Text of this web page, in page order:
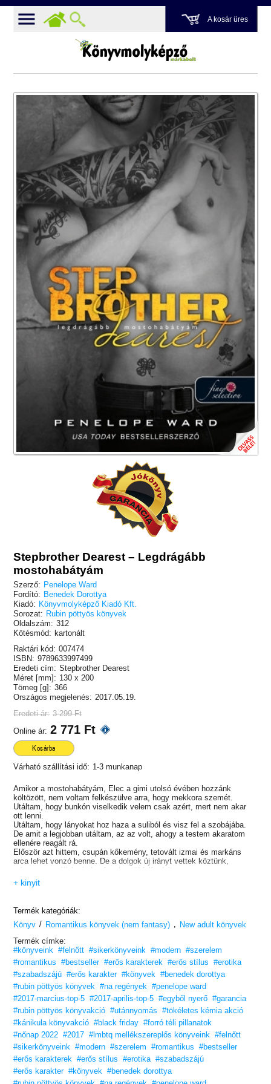
A kosár üres
Stepbrother Dearest – Legdrágább
mostohabátyám
Szerző: Penelope Ward
Fordító: Benedek Dorottya
Kiadó: Könyvmolyképző Kiadó Kft.
Sorozat: Rubin pöttyös könyvek
Oldalszám: 312
Kötésmód: kartonált
Raktári kód: 007474
ISBN: 9789633997499
Eredeti cím: Stepbrother Dearest
Méret [mm]: 130 x 200
Tömeg [g]: 366
Országos megjelenés: 2017.05.19.
Eredeti ár: 3 299 Ft
Online ár: 2 771 Ft
Kosárba
Várható szállítási idő: 1-3 munkanap
Amikor a mostohabátyám, Elec a gimi utolsó évében hozzánk
költözött, nem voltam felkészülve arra, hogy mekkora szemét.
Utáltam, hogy bunkón viselkedik velem csak azért, mert nem akar
ott lenni.
Utáltam, hogy lányokat hoz haza a suliból és visz fel a szobájába.
De amit a legjobban utáltam, az az volt, ahogy a testem akaratom
ellenére reagált rá.
Először azt hittem, csupán kőkemény, tetovált izmai és markáns
arca lehet vonzó benne. De a dolgok új irányt vettek köztünk,
mígnem egy éjjel minden fenekestül felfordult.
Aztán épp olyan gyorsan, ahogy betoppant az életembe, már vissza
is ment Kaliforniába.
Amikor a tragédia lesújtott a családunkra, újra szembe kellett
néznem vele.
És szent ég, a kamasz, akiért egykor megőrültem, most férfivá érett,
Volt egy olyan érzésem, hogy megint darabokra törik majd a szívem.
+ kinyit
Termék kategóriák:
Könyv / Romantikus könyvek (nem fantasy) , New adult könyvek
Termék címke:
#könyveink
#felnőtt #sikerkönyveink #modern #szerelem
#romantikus
#bestseller #erős karakterek #erős stílus
#erotika
#szabadszájú #erős karakter #könyvek
#benedek dorottya
#rubin pöttyös könyvek
#na regények
#penelope ward
#2017-marcius-top-5 #2017-aprilis-top-5 #egyből nyerő #garancia
#rubin pöttyös könyvakció #utánnyomás
#tökéletes kémia akció
#kánikula könyvakció #black friday #forró téli pillanatok
#nőnap 2022 #2017 #lmbtq mellékszereplős könyveink
#felnőtt
#sikerkönyveink
#modern #szerelem #romantikus
#bestseller
#erős karakterek
#erős stílus #erotika #szabadszájú
#erős karakter #könyvek
#benedek dorottya